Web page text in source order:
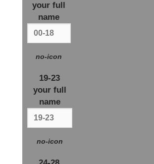
your full
name
no-icon
19-23
your full
name
no-icon